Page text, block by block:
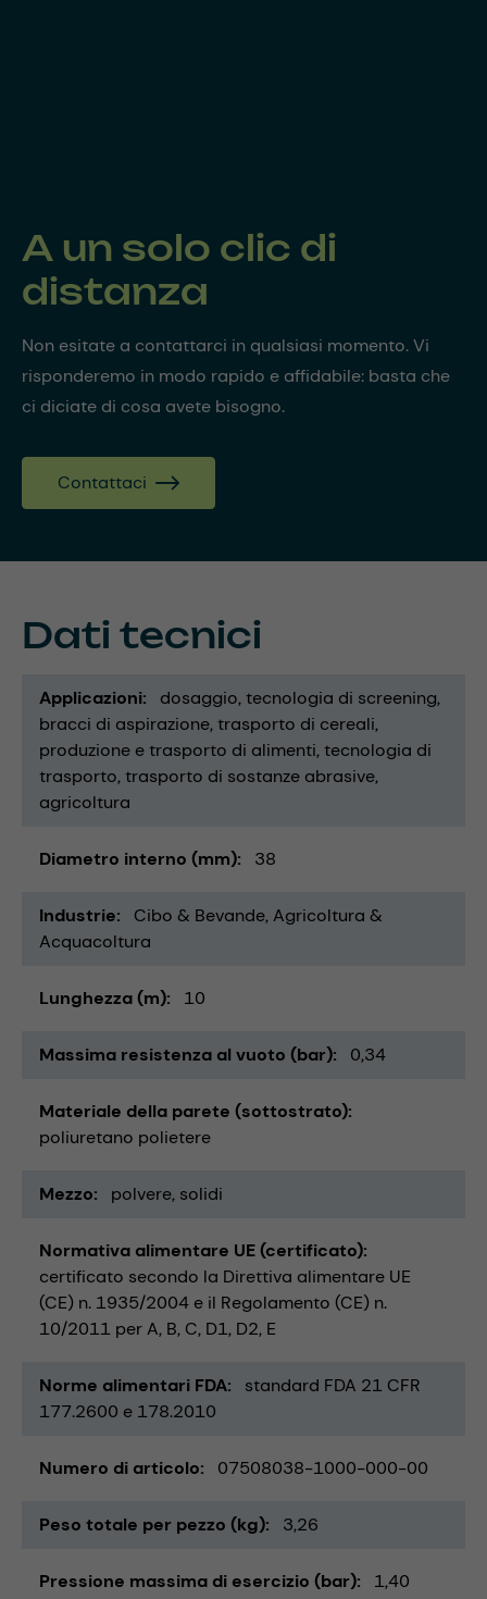
A un solo clic di
distanza
Non esitate a contattarci in qualsiasi momento. Vi
risponderemo in modo rapido e affidabile: basta che
ci diciate di cosa avete bisogno.
Contattaci
Dati tecnici
Applicazioni dosaggio tecnologia di screening
bracci di aspirazione trasporto di cereali
produzione e trasporto di alimenti tecnologia di
trasporto trasporto di sostanze abrasive
agricoltura
Diametro interno (mm) 38
Industrie Cibo & Bevande Agricoltura &
Acquacoltura
Lunghezza (m) 10
Massima resistenza al vuoto (bar) 0,34
Materiale della parete (sottostrato)
poliuretano polietere
Mezzo polvere solidi
Normativa alimentare UE (certificato)
certificato secondo la Direttiva alimentare UE
(CE) n. 1935/2004 e il Regolamento (CE) n.
10/2011 per A, B, C, D1, D2, E
Norme alimentari FDA
standard FDA 21 CFR
177.2600 e 178.2010
Numero di articolo 07508038-1000-000-00
Peso totale per pezzo (kg) 3,26
Pressione massima di esercizio (bar) 1,40